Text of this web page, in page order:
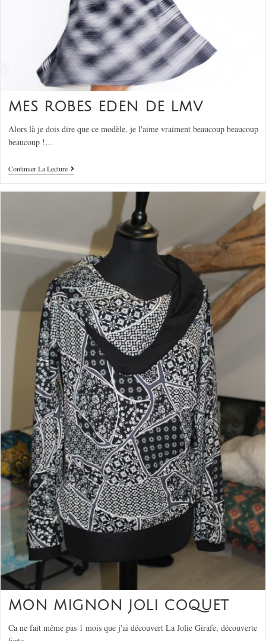
MES ROBES EDEN DE LMV
Alors là je dois dire que ce modèle, je l'aime vraiment beaucoup beaucoup
beaucoup !…
Continuer La Lecture
MON MIGNON JOLI COQUET
Ca ne fait même pas 1 mois que j'ai découvert La Jolie Girafe, découverte